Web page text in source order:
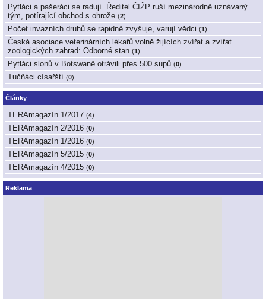
Pytláci a pašeráci se radují. Ředitel ČIŽP ruší mezinárodně uznávaný
tým, potírající obchod s ohrože (2)
Počet invazních druhů se rapidně zvyšuje, varují vědci (1 )
Česká asociace veterinárních lékařů volně žijících zvířat a zvířat
zoologických zahrad: Odborné stan (1 )
Pytláci slonů v Botswaně otrávili přes 500 supů (0)
Tučňáci císařští (0)
Články
TERAmagazín 1/2017 (4)
TERAmagazín 2/2016 (0)
TERAmagazín 1/2016 (0)
TERAmagazín 5/2015 (0)
TERAmagazín 4/2015 (0)
Reklama